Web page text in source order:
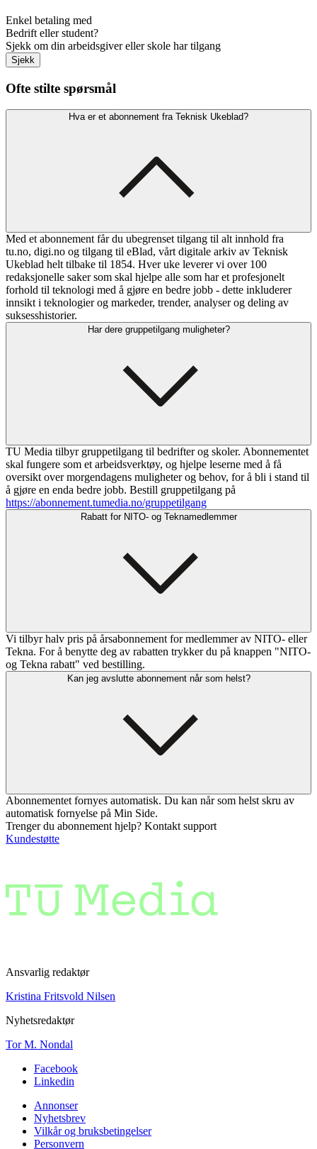
Enkel betaling med
Bedrift eller student?
Sjekk om din arbeidsgiver eller skole har tilgang
Sjekk
Ofte stilte spørsmål
Hva er et abonnement fra Teknisk Ukeblad?
Med et abonnement får du ubegrenset tilgang til alt innhold fra
tu.no, digi.no og tilgang til eBlad, vårt digitale arkiv av Teknisk
Ukeblad helt tilbake til 1854. Hver uke leverer vi over 100
redaksjonelle saker som skal hjelpe alle som har et profesjonelt
forhold til teknologi med å gjøre en bedre jobb - dette inkluderer
innsikt i teknologier og markeder, trender, analyser og deling av
suksesshistorier.
Har dere gruppetilgang muligheter?
TU Media tilbyr gruppetilgang til bedrifter og skoler. Abonnementet
skal fungere som et arbeidsverktøy, og hjelpe leserne med å få
oversikt over morgendagens muligheter og behov, for å bli i stand til
å gjøre en enda bedre jobb. Bestill gruppetilgang på
https://abonnement.tumedia.no/gruppetilgang
Rabatt for NITO- og Teknamedlemmer
Vi tilbyr halv pris på årsabonnement for medlemmer av NITO- eller
Tekna. For å benytte deg av rabatten trykker du på knappen "NITO-
og Tekna rabatt" ved bestilling.
Kan jeg avslutte abonnement når som helst?
Abonnementet fornyes automatisk. Du kan når som helst skru av
automatisk fornyelse på Min Side.
Trenger du abonnement hjelp? Kontakt support
Kundestøtte
Ansvarlig redaktør
Kristina Fritsvold Nilsen
Nyhetsredaktør
Tor M. Nondal
Facebook
Linkedin
Annonser
Nyhetsbrev
Vilkår og bruksbetingelser
Personvern